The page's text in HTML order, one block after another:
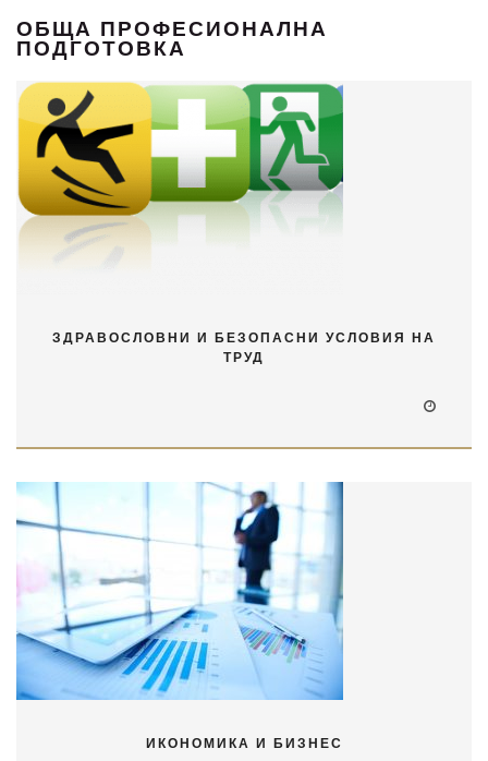
ОБЩА ПРОФЕСИОНАЛНА
ПОДГОТОВКА
ЗДРАВОСЛОВНИ И БЕЗОПАСНИ УСЛОВИЯ НА
ТРУД
ИКОНОМИКА И БИЗНЕС